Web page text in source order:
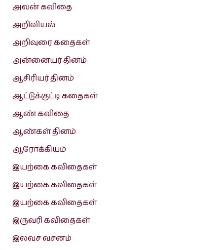
அவன் கவிதை
அறிவியல்
அறிவுரை கதைகள்
அன்னையர் தினம்
ஆசிரியர் தினம்
ஆட்டுக்குட்டி கதைகள்
ஆண் கவிதை
ஆண்கள் தினம்
ஆரோக்கியம்
இயற்கை கவிதைகள்
இயற்கை கவிதைகள்
இயற்கை கவிதைகள்
இருவரி கவிதைகள்
இலவச வசனம்